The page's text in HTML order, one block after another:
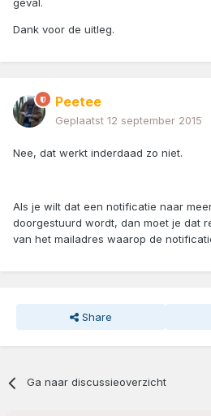
geval.
Dank voor de uitleg.
Peetee
Geplaatst 12 september 2015
Nee, dat werkt inderdaad zo niet.
Als je wilt dat een notificatie naar
doorgestuurd wordt, dan moet je dat
van het mailadres waarop de
Share
Ga naar discussieoverzicht